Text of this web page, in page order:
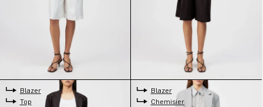
Blazer
Top
Blazer
Chemisier